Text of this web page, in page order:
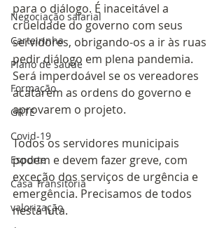
Negociação salarial
Carteirinha
Plano de saúde
Formação
GRTE
Covid-19
Esporte
Casa Transitória
valorização
para o diálogo. É inaceitável a
crueldade do governo com seus
servidores, obrigando-os a ir às ruas
pedir diálogo em plena pandemia.
Será imperdoável se os vereadores
acatarem as ordens do governo e
aprovarem o projeto.
Todos os servidores municipais
podem e devem fazer greve, com
exceção dos serviços de urgência e
emergência. Precisamos de todos
nesta luta.